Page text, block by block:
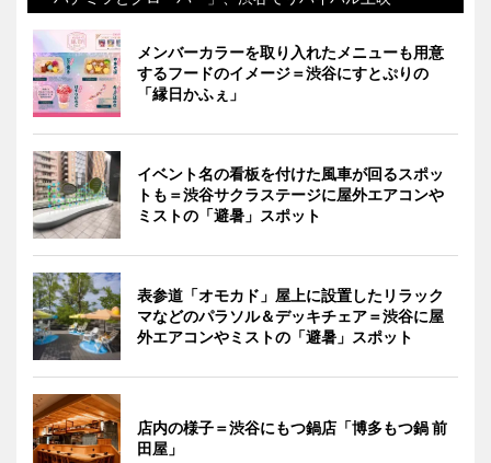
メンバーカラーを取り入れたメニューも用意
するフードのイメージ＝渋谷にすとぷりの
「縁日かふぇ」
イベント名の看板を付けた風車が回るスポッ
トも＝渋谷サクラステージに屋外エアコンや
ミストの「避暑」スポット
表参道「オモカド」屋上に設置したリラック
マなどのパラソル＆デッキチェア＝渋谷に屋
外エアコンやミストの「避暑」スポット
店内の様子＝渋谷にもつ鍋店「博多もつ鍋 前
田屋」